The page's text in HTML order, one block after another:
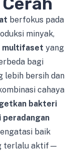
berfokus pada
minyak,
multifaset yang
bagi
lebih bersih dan
cahaya
bakteri
peradangan
baik
terlalu aktif—